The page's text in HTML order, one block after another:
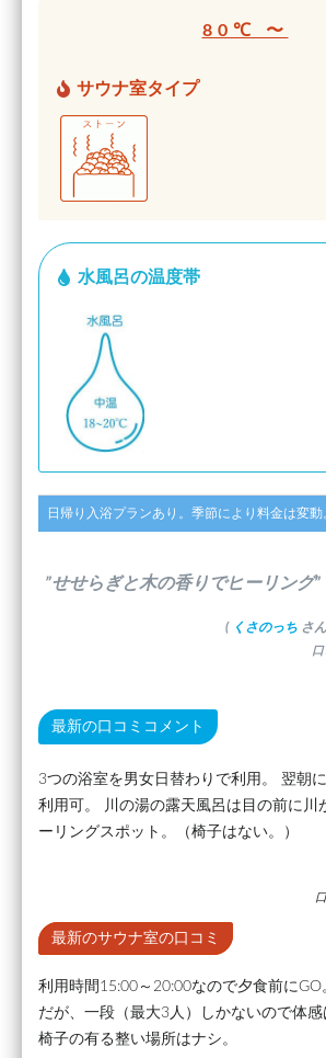
80℃ 〜
サウナ室タイプ
水風呂の温度帯
日帰り入浴プランあり。季節により料金は変動
”せせらぎと木の香りでヒーリング”
( くさのっち さ
最新の口コミコメント
3つの浴室を男女日替わりで利用。 翌朝
利用可。 川の湯の露天風呂は目の前に川
ーリングスポット。（椅子はない。）
最新のサウナ室の口コミ
利用時間15:00～20:00なので夕食前に
だが、一段（最大3人）しかないので体感
椅子の有る整い場所はナシ。